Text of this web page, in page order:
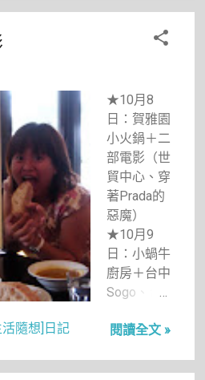
樣的名詞都
尚未出現，
不過神農街
覺上還比現
在熱鬧一
些。現在有
種再度崛起
後又落寞了
的感覺。
★10月8
日：賀雅園
小火鍋＋二
部電影（世
貿中心、穿
著Prada的
惡魔）
★10月9
日：小蝸牛
廚房＋台中
Sogo、台
次中秋節真
息到的感
隨想]日記 閱讀全文 »